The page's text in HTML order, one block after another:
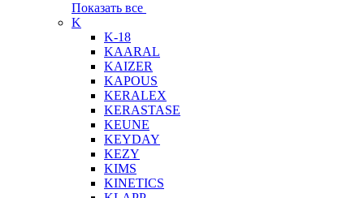
Показать все
K
K-18
KAARAL
KAIZER
KAPOUS
KERALEX
KERASTASE
KEUNE
KEYDAY
KEZY
KIMS
KINETICS